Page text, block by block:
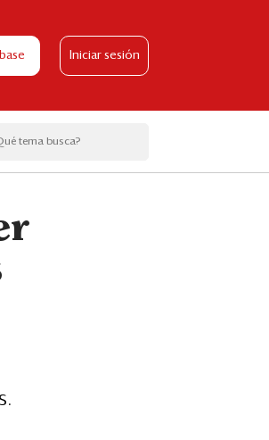
Iniciar sesión